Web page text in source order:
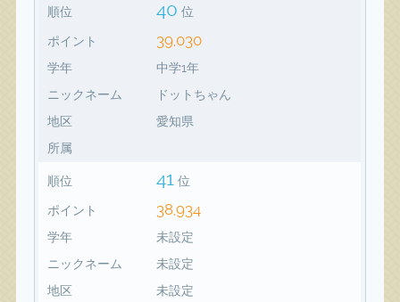
順位 40 位
ポイント 39,030
学年
中学1年
ニックネーム
ドットちゃん
地区
愛知県
所属
順位 41 位
ポイント 38,934
学年
未設定
ニックネーム
未設定
地区
未設定